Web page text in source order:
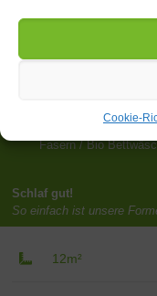
Cookie-
Farblich wird Dich jedes
Ein super bequemes
ein super bequemes
Fasern / Bio
Schlaf gut!
So einfach ist unsere
12m²